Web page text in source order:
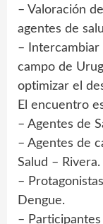
– Valoración
agentes de
– Intercambiar
campo de
optimizar el
El encuentro
– Agentes de
– Agentes de
Salud – Rivera.
–
Dengue.
–